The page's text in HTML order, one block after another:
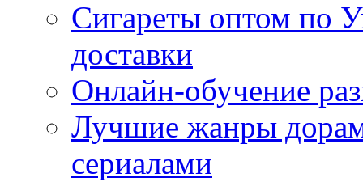
Сигареты оптом по
доставки
Онлайн-обучение
Лучшие жанры дорам
сериалами